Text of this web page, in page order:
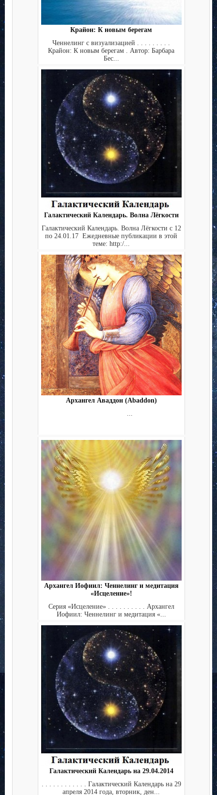
Крайон: К новым берегам
Ченнелинг с визуализацией . . . . . . . . .
Крайон: К новым берегам . Автор: Барбара
Бес...
Галактический Календарь. Волна Лёгкости
Галактический Календарь. Волна Лёгкости с 12
по 24.01.17 Ежедневные публикации в этой
теме: http:/...
Архангел Аваддон (Abaddon)
Архангел Иофиил: Ченнелинг и медитация
«Исцеление»!
Серия «Исцеление» . . . . . . . . . . Архангел
Иофиил: Ченнелинг и медитация «...
Галактический Календарь на 29.04.2014
. . . . . . . . . . . . Галактический Календарь на 29
апреля 2014 года, вторник, ден...